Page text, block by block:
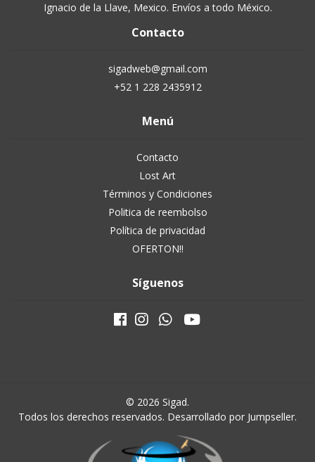
Ignacio de la Llave, Mexico. Envíos a todo México.
Contacto
sigadweb@gmail.com
+52 1 228 2435912
Menú
Contacto
Lost Art
Términos y Condiciones
Politica de reembolso
Política de privacidad
OFERTON!!
Síguenos
© 2026 Sigad.
Todos los derechos reservados. Desarrollado por Jumpseller.